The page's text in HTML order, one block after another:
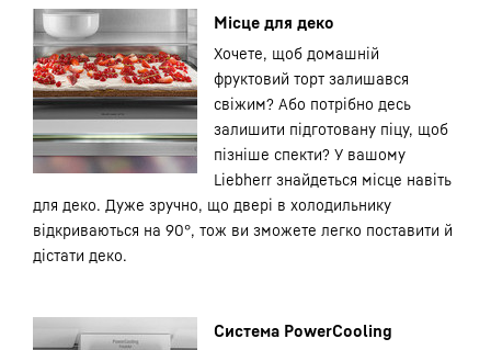
Місце для деко
Хочете, щоб домашній
фруктовий торт залишався
свіжим? Або потрібно десь
залишити підготовану піцу, щоб
пізніше спекти? У вашому
Liebherr знайдеться місце навіть
для деко. Дуже зручно, що двері в холодильнику
відкриваються на 90°, тож ви зможете легко поставити й
дістати деко.
Система PowerCooling